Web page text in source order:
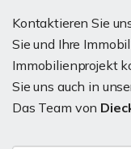
Kontaktieren Sie
Sie und Ihre
Immobilienprojekt
Sie uns auch in
Das Team von